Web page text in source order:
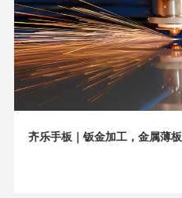
齐乐手板｜钣金加工，金属薄